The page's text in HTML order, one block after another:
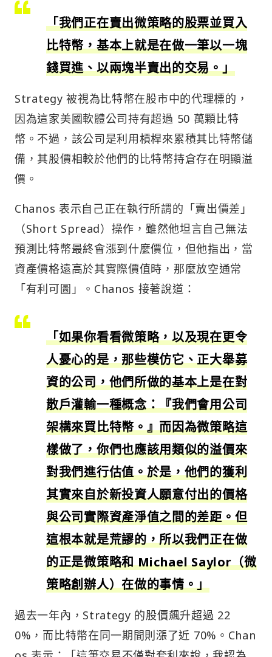
「我們正在賣出微策略的股票並買入
比特幣，基本上就是在做一筆以一塊
錢買進、以兩塊半賣出的交易。」
Strategy 被視為比特幣在股市中的代理標的，
因為這家美國軟體公司持有超過 50 萬顆比特
幣。不過，該公司是利用槓桿來累積其比特幣儲
備，其股價相較於他們的比特幣持倉存在明顯溢
價。
Chanos 表示自己正在執行所謂的「賣出價差」
（Short Spread）操作，雖然他坦言自己無法
預測比特幣最終會漲到什麼價位，但他指出，當
資產價格遠高於其實際價值時，那麼放空通常
「有利可圖」。Chanos 接著說道：
「如果你看看微策略，以及現在更令
人憂心的是，那些模仿它、正大舉募
資的公司，他們所做的基本上是在對
散戶灌輸一種概念：『我們會用公司
架構來買比特幣。』而因為微策略這
樣做了，你們也應該用類似的溢價來
對我們進行估值。於是，他們的獲利
其實來自於新投資人願意付出的價格
與公司實際資產淨值之間的差距。但
這根本就是荒謬的，所以我們正在做
的正是微策略和 Michael Saylor（微
策略創辦人）在做的事情。」
過去一年內，Strategy 的股價飆升超過 22
0%，而比特幣在同一期間則漲了近 70%。Chan